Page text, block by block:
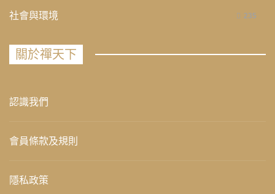
社會與環境 235
關於禪天下
認識我們
會員條款及規則
隱私政策